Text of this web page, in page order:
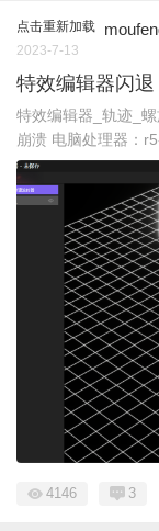
点击重新加载
2023-7-13
特效编辑器闪退
特效编辑器_轨迹_
崩溃 电脑处理器：
4146 3